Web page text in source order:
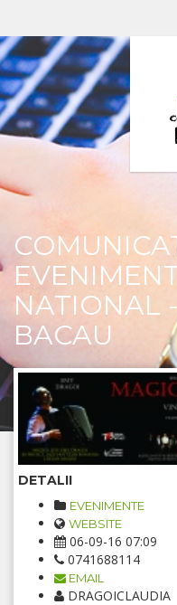
NATIONAL
BACAU
DETALII
EVENIMENTE
WEBSITE
06-09-16 07:09
0741688114
EMAIL
DRAGOICLAUDIA